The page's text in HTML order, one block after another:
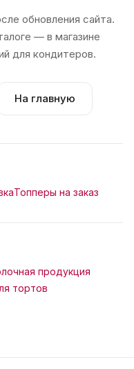
обновления сайта.
— в магазине
для кондитеров.
На главную
Топперы на заказ
продукция
тортов